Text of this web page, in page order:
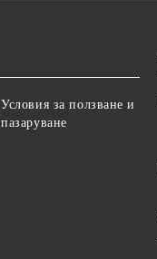
Условия за ползване и
пазаруване